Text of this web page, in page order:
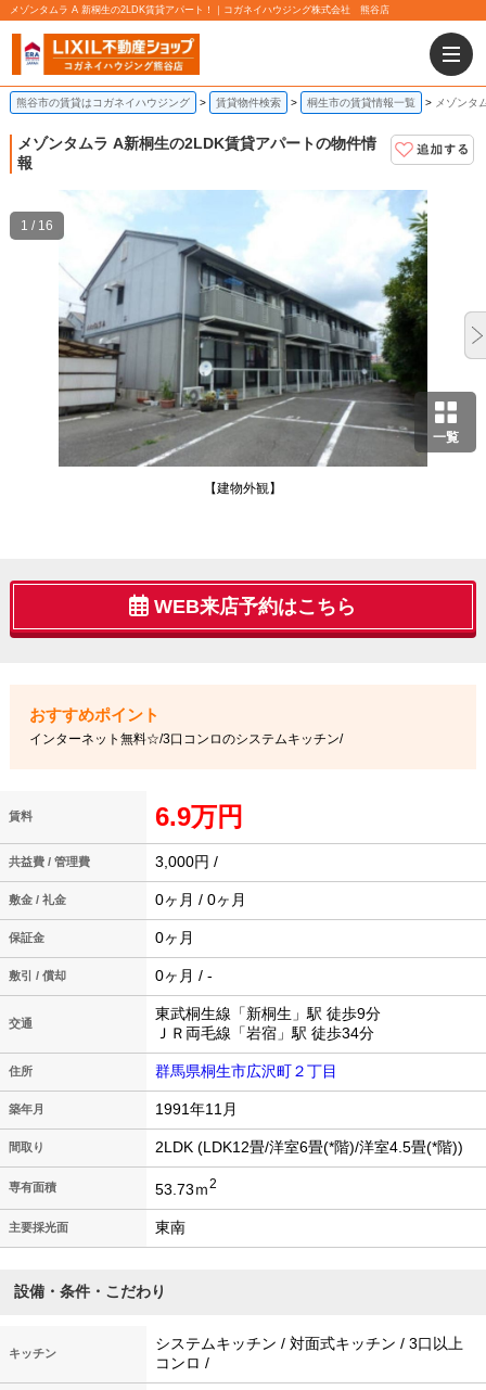
メゾンタムラ A 新桐生の2LDK賃貸アパート！｜コガネイハウジング株式会社 熊谷店
熊谷市の賃貸はコガネイハウジング 賃貸物件検索 桐生市の賃貸情報一覧 メゾンタ
メゾンタムラ A新桐生の2LDK賃貸アパートの物件情
報
一覧
【建物外観】
1 / 16
WEB来店予約はこちら
インターネット無料☆/3口コンロのシステムキッチン/
賃料 6.9万円
共益費 / 管理費 3,000円 /
敷金 / 礼金 0ヶ月 / 0ヶ月
保証金 0ヶ月
敷引 / 償却 0ヶ月 / -
交通
東武桐生線「新桐生」駅 徒歩9分
ＪＲ両毛線「岩宿」駅 徒歩34分
住所 群馬県桐生市広沢町２丁目
築年月 1991年11月
間取り 2LDK (LDK12畳/洋室6畳(*階)/洋室4.5畳(*階))
専有面積 53.73ｍ2
主要採光面 東南
設備・条件・こだわり
キッチン
システムキッチン / 対面式キッチン / 3口以上
コンロ /